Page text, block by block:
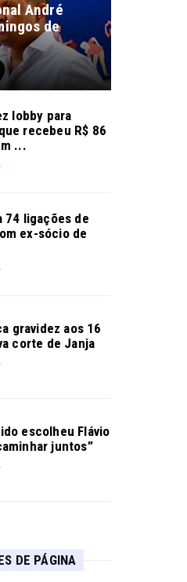
André
de
lobby para
recebeu R$ 86
...
74 ligações de
ex-sócio de
gravidez aos 16
corte de Janja
escolheu Flávio
juntos”
DE PÁGINA